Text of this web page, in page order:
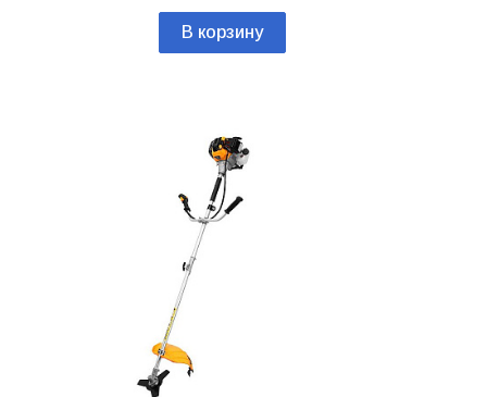
В корзину